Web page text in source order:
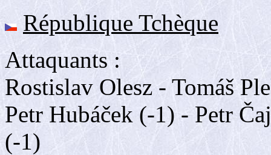
République Tchèque
Attaquants :
Rostislav Olesz - Tomáš
Petr Hubáček (-1) - Petr
(-1)